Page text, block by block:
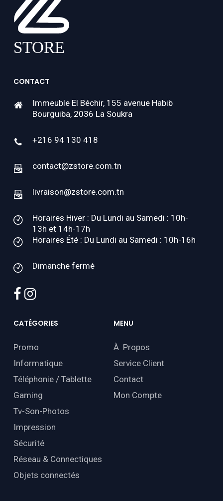
CONTACT
Immeuble El Béchir, 155 avenue Habib
Bourguiba, 2036 La Soukra
+216 94 130 418
contact@zstore.com.tn
livraison@zstore.com.tn
Horaires Hiver : Du Lundi au Samedi : 10h-
13h et 14h-17h
Horaires Été : Du Lundi au Samedi : 10h-16h
Dimanche fermé
facebook
instagram
CATÉGORIES
Promo
Informatique
Téléphonie / Tablette
Gaming
Tv-Son-Photos
Impression
Sécurité
Réseau & Connectiques
Objets connectés
MENU
À Propos
Service Client
Contact
Mon Compte